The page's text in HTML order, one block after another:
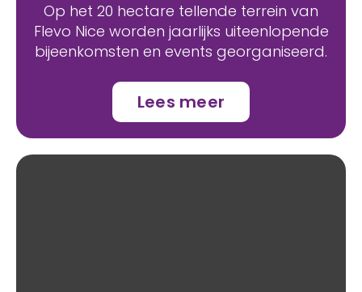
Op het 20 hectare tellende terrein van
Flevo Nice worden jaarlijks uiteenlopende
bijeenkomsten en events georganiseerd.
Lees meer